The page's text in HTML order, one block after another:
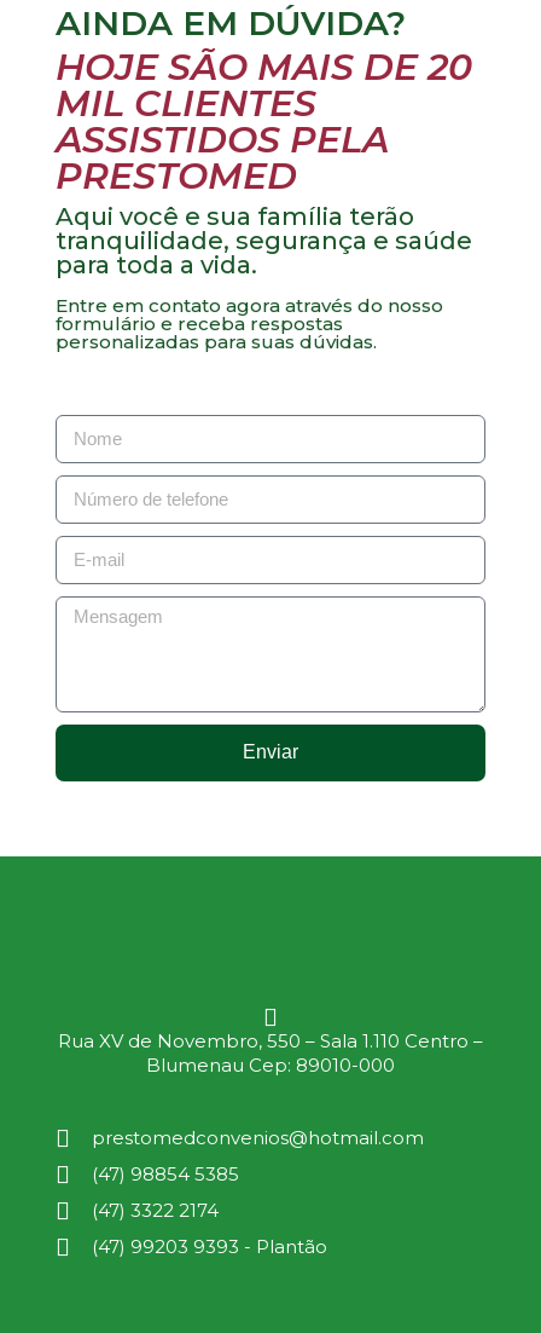
AINDA EM DÚVIDA?
HOJE SÃO MAIS DE 20
MIL CLIENTES
ASSISTIDOS PELA
PRESTOMED
Aqui você e sua família terão
tranquilidade, segurança e saúde
para toda a vida.
Entre em contato agora através do nosso
formulário e receba respostas
personalizadas para suas dúvidas.
Enviar
Rua XV de Novembro, 550 – Sala 1.110 Centro –
Blumenau Cep: 89010-000
prestomedconvenios@hotmail.com
(47) 98854 5385
(47) 3322 2174
(47) 99203 9393 - Plantão